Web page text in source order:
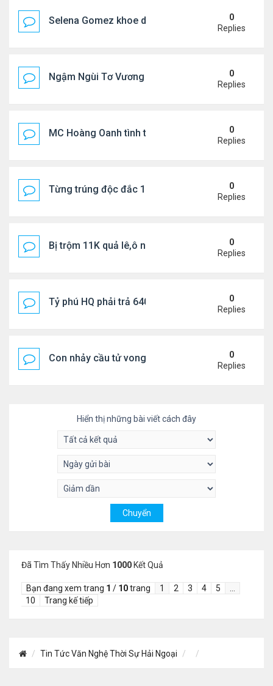
Selena Gomez khoe dáng mừng sinh nhật
0
Replies
Ngậm Ngùi Tơ Vương - Video YouTube ngâm bài
0
Replies
MC Hoàng Oanh tình tứ bên bạn trai mới
0
Replies
Từng trúng độc đắc 167 triệu USD, bị bắt vì trộm
0
Replies
Bị trộm 11K quả lê,ô nông dân khóc, bỏ nghề
0
Replies
Tỷ phú HQ phải trả 640 triệu USD cho vợ cũ sau
0
Replies
Con nhảy cầu tử vong, mẹ thiệt mạng trên đường
0
Replies
Hiển thị những bài viết cách đây
Đã Tìm Thấy Nhiều Hơn 1000 Kết Quả
Bạn đang xem trang 1 / 10trang 1 2 3 4 5
10
Trang kế tiếp
Tin Tức Văn Nghệ Thời Sự Hải Ngoại